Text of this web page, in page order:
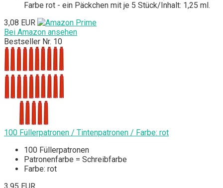
Farbe rot - ein Päckchen mit je 5 Stück/Inhalt: 1,25 ml.
3,08 EUR
Bei Amazon ansehen
Bestseller Nr. 10
100 Füllerpatronen / Tintenpatronen / Farbe: rot
100 Füllerpatronen
Patronenfarbe = Schreibfarbe
Farbe: rot